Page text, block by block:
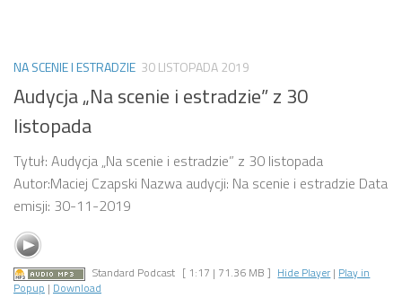
NA SCENIE I ESTRADZIE 30 LISTOPADA 2019
Audycja „Na scenie i estradzie” z 30
listopada
Tytuł: Audycja „Na scenie i estradzie” z 30 listopada
Autor:Maciej Czapski Nazwa audycji: Na scenie i estradzie Data
emisji: 30-11-2019
Standard Podcast [ 1:17 | 71.36 MB ] Hide Player | Play in
Popup | Download